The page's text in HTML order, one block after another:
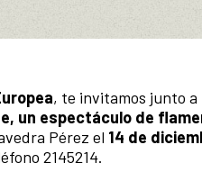
, te invitamos junto a
un espectáculo de
Pérez el 14 de
2145214.